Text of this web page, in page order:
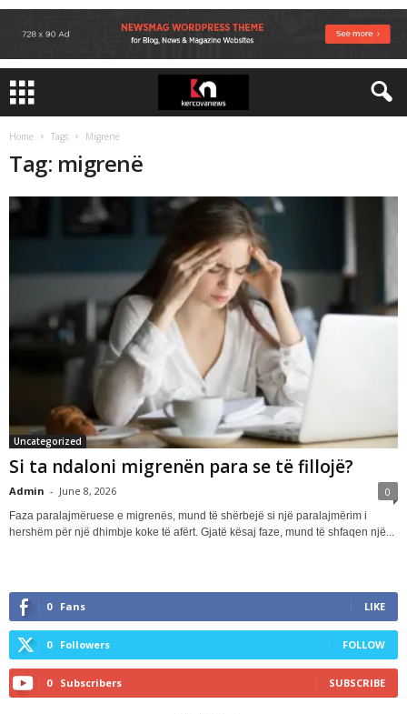
Home Tags Migrenë
Tag: migrenë
Uncategorized
Si ta ndaloni migrenën para se të fillojë?
Admin - June 8, 2026 0
Faza paralajmëruese e migrenës, mund të shërbejë si një paralajmërim i
hershëm për një dhimbje koke të afërt. Gjatë kësaj faze, mund të shfaqen një...
0 Fans LIKE
0 Followers FOLLOW
0 Subscribers SUBSCRIBE